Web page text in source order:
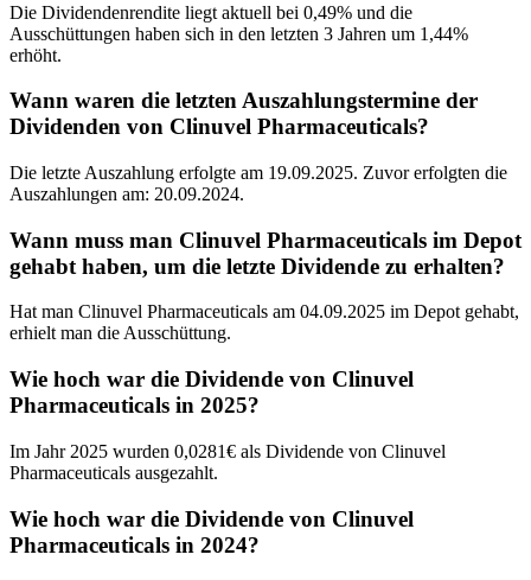
Die Dividendenrendite liegt aktuell bei 0,49% und die
Ausschüttungen haben sich in den letzten 3 Jahren um 1,44%
erhöht.
Wann waren die letzten Auszahlungstermine der
Dividenden von Clinuvel Pharmaceuticals?
Die letzte Auszahlung erfolgte am 19.09.2025. Zuvor erfolgten die
Auszahlungen am: 20.09.2024.
Wann muss man Clinuvel Pharmaceuticals im Depot
gehabt haben, um die letzte Dividende zu erhalten?
Hat man Clinuvel Pharmaceuticals am 04.09.2025 im Depot gehabt,
erhielt man die Ausschüttung.
Wie hoch war die Dividende von Clinuvel
Pharmaceuticals in 2025?
Im Jahr 2025 wurden 0,0281€ als Dividende von Clinuvel
Pharmaceuticals ausgezahlt.
Wie hoch war die Dividende von Clinuvel
Pharmaceuticals in 2024?